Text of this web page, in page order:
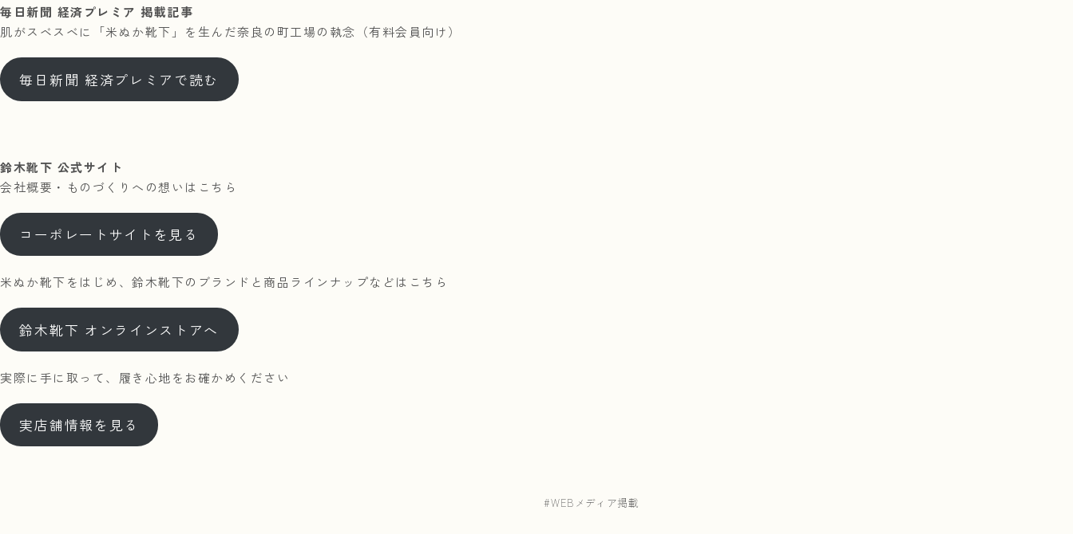
毎日新聞 経済プレミア 掲載記事
肌がスベスベに「米ぬか靴下」を生んだ奈良の町工場の執念（有料会員向け）
毎日新聞 経済プレミアで読む
鈴木靴下 公式サイト
会社概要・ものづくりへの想いはこちら
コーポレートサイトを見る
米ぬか靴下をはじめ、鈴木靴下のブランドと商品ラインナップなどはこちら
鈴木靴下 オンラインストアへ
実際に手に取って、履き心地をお確かめください
実店舗情報を見る
WEBメディア掲載